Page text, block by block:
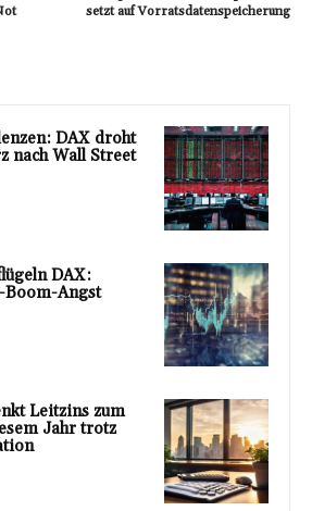
setzt auf Vorratsdatenspeicherung
DAX droht
nach Wall Street
DAX:
Boom-Angst
Leitzins zum
Jahr trotz